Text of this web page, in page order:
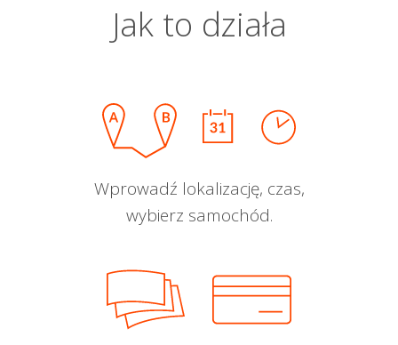
Jak to działa
Wprowadź lokalizację, czas,
wybierz samochód.